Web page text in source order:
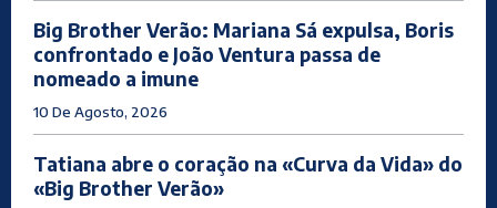
Big Brother Verão: Mariana Sá expulsa, Boris
confrontado e João Ventura passa de
nomeado a imune
10 De Agosto, 2026
Tatiana abre o coração na «Curva da Vida» do
«Big Brother Verão»